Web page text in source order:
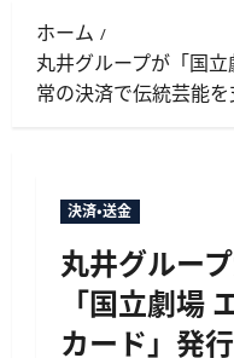
ホーム
丸井グループが「国
常の決済で伝統芸能
決済・送金
丸井グルー
「国立劇場
カード」発